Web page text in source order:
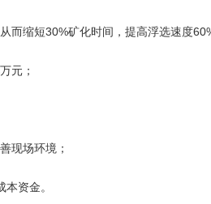
而缩短30%矿化时间，提高浮选速度
元；
现场环境；
资金。